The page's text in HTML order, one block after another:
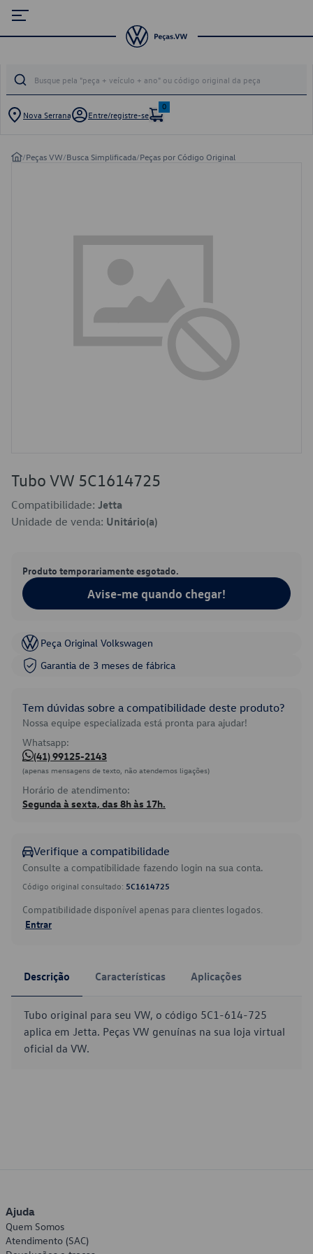
Nova Serrana Entre/registre-se
0
/Peças VW/Busca Simplificada/Peças por Código Original
Tubo VW 5C1614725
Compatibilidade: Jetta
Unidade de venda: Unitário(a)
Produto temporariamente esgotado.
Avise-me quando chegar!
Peça Original Volkswagen
Garantia de 3 meses de fábrica
Tem dúvidas sobre a compatibilidade deste produto?
Nossa equipe especializada está pronta para ajudar!
Whatsapp:
(41) 99125-2143
(apenas mensagens de texto, não atendemos ligações)
Horário de atendimento:
Segunda à sexta, das 8h às 17h.
Verifique a compatibilidade
Consulte a compatibilidade fazendo login na sua conta.
Código original consultado: 5C1614725
Compatibilidade disponível apenas para clientes logados.
Entrar
Descrição Características Aplicações
Tubo original para seu VW, o código 5C1-614-725
aplica em Jetta. Peças VW genuínas na sua loja virtual
oficial da VW.
Ajuda
Quem Somos
Atendimento (SAC)